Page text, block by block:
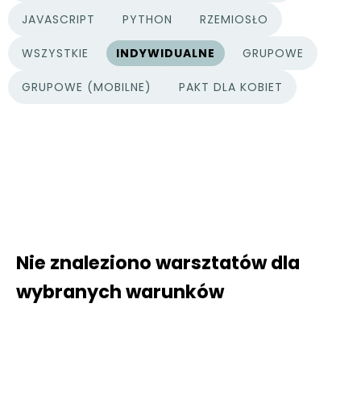
JAVASCRIPT PYTHON RZEMIOSŁO
WSZYSTKIE
TYPY PROJEKTÓW
INDYWIDUALNE GRUPOWE
GRUPOWE (MOBILNE) PAKT DLA KOBIET
Nie znaleziono warsztatów dla
wybranych warunków